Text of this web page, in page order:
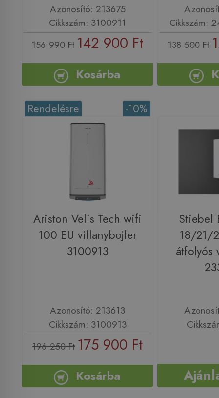
Azonosító: 213675
Cikkszám: 3100911
156 990 Ft 142 900 Ft
Kosárba
Cikkszám:
138 500 Ft
-10%
Rendelésre
Ariston Velis Tech wifi
100 EU villanybojler
3100913
Azonosító: 213613
Cikkszám: 3100913
196 250 Ft 175 900 Ft
Kosárba
Stiebel
18/21/
átfolyós